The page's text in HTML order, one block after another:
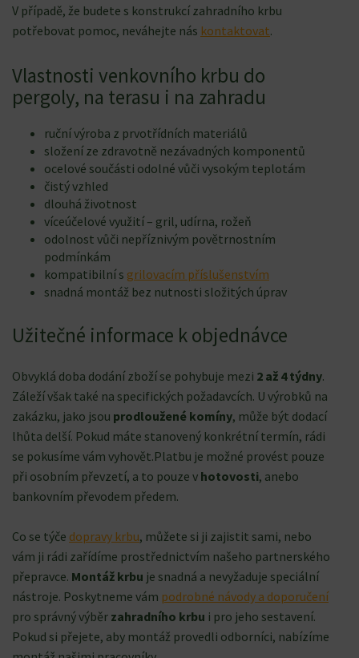
V případě, že budete s konstrukcí zahradního krbu
potřebovat pomoc, neváhejte nás kontaktovat.
Vlastnosti venkovního krbu do
pergoly, na terasu i na zahradu
ruční výroba z prvotřídních materiálů
složení ze zdravotně nezávadných komponentů
ocelové součásti odolné vůči vysokým teplotám
čistý vzhled
dlouhá životnost
víceúčelové využití – gril, udírna, rožeň
odolnost vůči nepříznivým povětrnostním
podmínkám
kompatibilní s grilovacím příslušenstvím
snadná montáž bez nutnosti složitých úprav
Užitečné informace k objednávce
Obvyklá doba dodání zboží se pohybuje mezi 2 až 4 týdny.
Záleží však také na specifických požadavcích. U výrobků na
zakázku, jako jsou prodloužené komíny, může být dodací
lhůta delší. Pokud máte stanovený konkrétní termín, rádi
se pokusíme vám vyhovět.Platbu je možné provést pouze
při osobním převzetí, a to pouze v hotovosti, anebo
bankovním převodem předem.
Co se týče dopravy krbu, můžete si ji zajistit sami, nebo
vám ji rádi zařídíme prostřednictvím našeho partnerského
přepravce. Montáž krbu je snadná a nevyžaduje speciální
nástroje. Poskytneme vám podrobné návody a doporučení
pro správný výběr zahradního krbu i pro jeho sestavení.
Pokud si přejete, aby montáž provedli odborníci, nabízíme